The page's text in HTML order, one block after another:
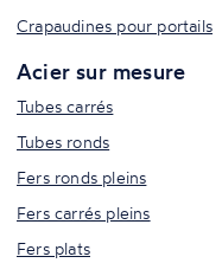
Crapaudines pour portails
Acier sur mesure
Tubes carrés
Tubes ronds
Fers ronds pleins
Fers carrés pleins
Fers plats